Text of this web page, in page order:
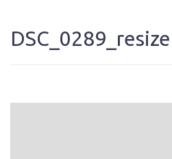
DSC_0289_resize